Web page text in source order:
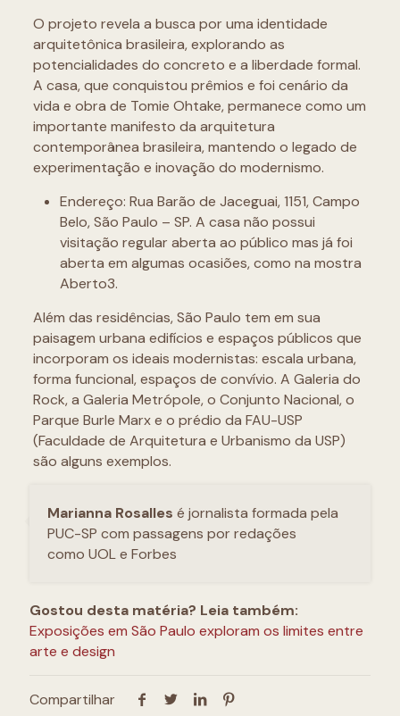
O projeto revela a busca por uma identidade
arquitetônica brasileira, explorando as
potencialidades do concreto e a liberdade formal.
A casa, que conquistou prêmios e foi cenário da
vida e obra de Tomie Ohtake, permanece como um
importante manifesto da arquitetura
contemporânea brasileira, mantendo o legado de
experimentação e inovação do modernismo.
Endereço: Rua Barão de Jaceguai, 1151, Campo
Belo, São Paulo – SP. A casa não possui
visitação regular aberta ao público mas já foi
aberta em algumas ocasiões, como na mostra
Aberto3.
Além das residências, São Paulo tem em sua
paisagem urbana edifícios e espaços públicos que
incorporam os ideais modernistas: escala urbana,
forma funcional, espaços de convívio. A Galeria do
Rock, a Galeria Metrópole, o Conjunto Nacional, o
Parque Burle Marx e o prédio da FAU-USP
(Faculdade de Arquitetura e Urbanismo da USP)
são alguns exemplos.
Marianna Rosalles é jornalista formada pela
PUC-SP com passagens por redações
como UOL e Forbes
Gostou desta matéria? Leia também:
Exposições em São Paulo exploram os limites entre
arte e design
Compartilhar